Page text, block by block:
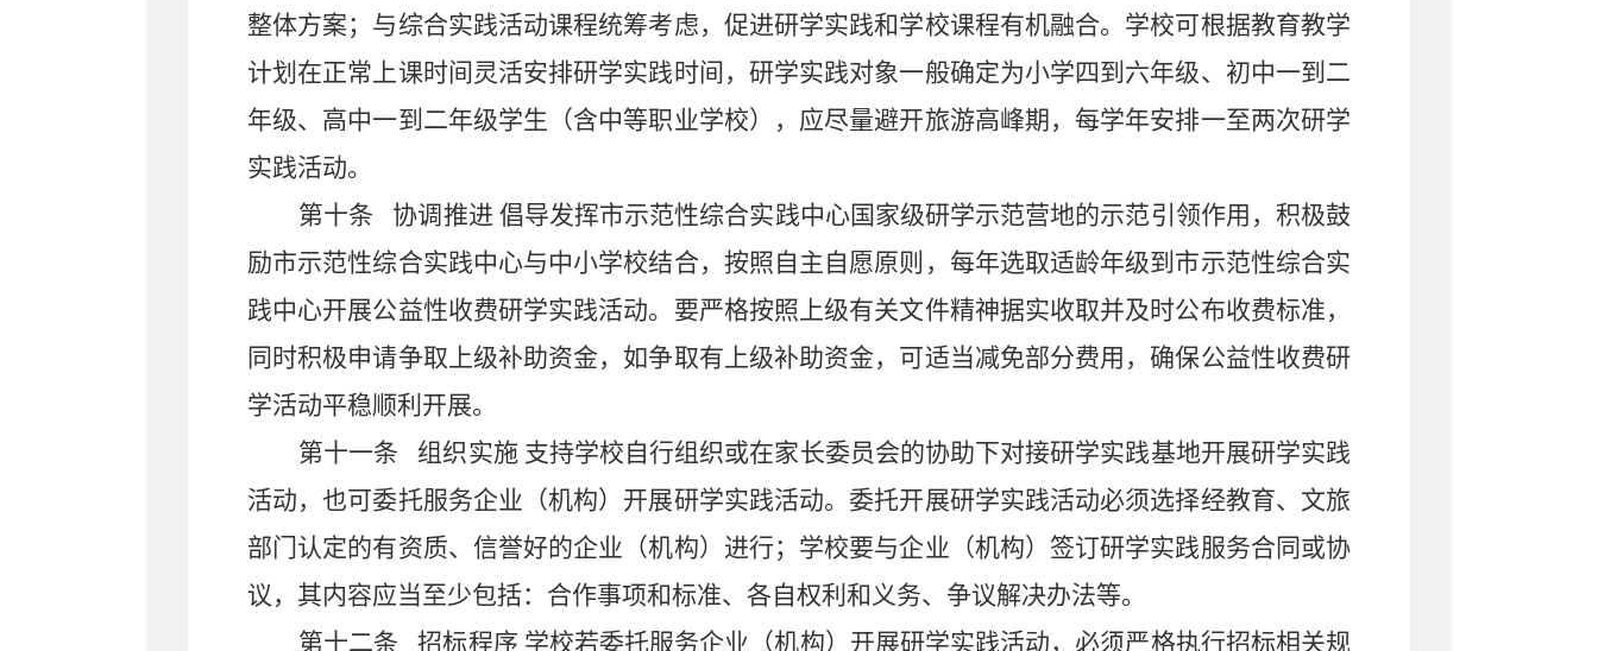
整体方案；与综合实践活动课程统筹考虑，促进研学实践和学校课程有机融合。学校可根据教育教学
计划在正常上课时间灵活安排研学实践时间，研学实践对象一般确定为小学四到六年级、初中一到二
年级、高中一到二年级学生（含中等职业学校），应尽量避开旅游高峰期，每学年安排一至两次研学
实践活动。
第十条
协调推进 倡导发挥市示范性综合实践中心国家级研学示范营地的示范引领作用，积极鼓
励市示范性综合实践中心与中小学校结合，按照自主自愿原则，每年选取适龄年级到市示范性综合实
践中心开展公益性收费研学实践活动。要严格按照上级有关文件精神据实收取并及时公布收费标准，
同时积极申请争取上级补助资金，如争取有上级补助资金，可适当减免部分费用，确保公益性收费研
学活动平稳顺利开展。
第十一条
组织实施 支持学校自行组织或在家长委员会的协助下对接研学实践基地开展研学实践
活动，也可委托服务企业（机构）开展研学实践活动。委托开展研学实践活动必须选择经教育、文旅
部门认定的有资质、信誉好的企业（机构）进行；学校要与企业（机构）签订研学实践服务合同或协
议，其内容应当至少包括：合作事项和标准、各自权利和义务、争议解决办法等。
第十二条
招标程序 学校若委托服务企业（机构）开展研学实践活动，必须严格执行招标相关规